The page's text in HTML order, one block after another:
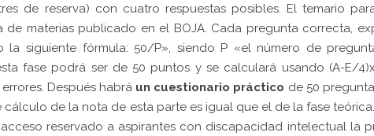
de reserva) con cuatro respuestas posibles. El temario
de materias publicado en el BOJA. Cada pregunta correcta,
la siguiente fórmula: 50/P», siendo P «el número de
fase podrá ser de 50 puntos y se calculará usando (A-E/
Después habrá un cuestionario práctico de 50
cálculo de la nota de esta parte es igual que el de la fase teórica.
reservado a aspirantes con discapacidad intelectual la